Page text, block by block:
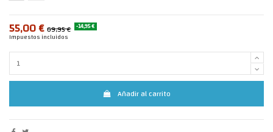
55,00 € 69,95 € -14,95 €
Impuestos incluidos
Añadir al carrito